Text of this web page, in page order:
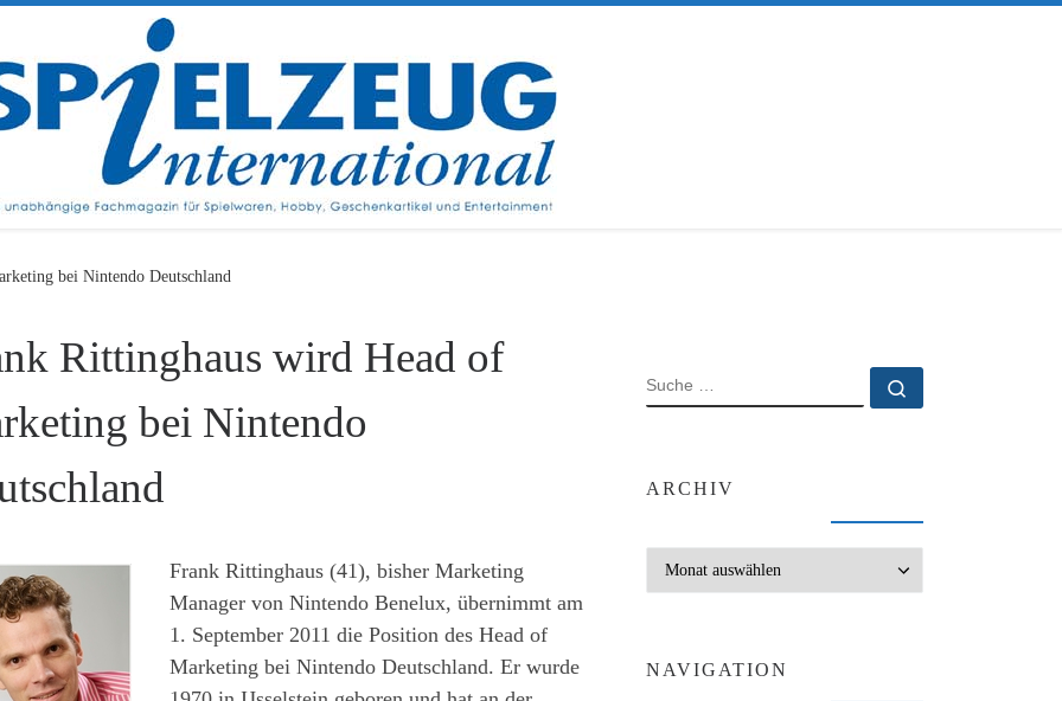
bei Nintendo Deutschland
Rittinghaus wird Head of
bei Nintendo
Frank Rittinghaus (41), bisher Marketing
Manager von Nintendo Benelux, übernimmt am
1. September 2011 die Position des Head of
Marketing bei Nintendo Deutschland. Er wurde
SUCHE
ARCHIV
NAVIGATION